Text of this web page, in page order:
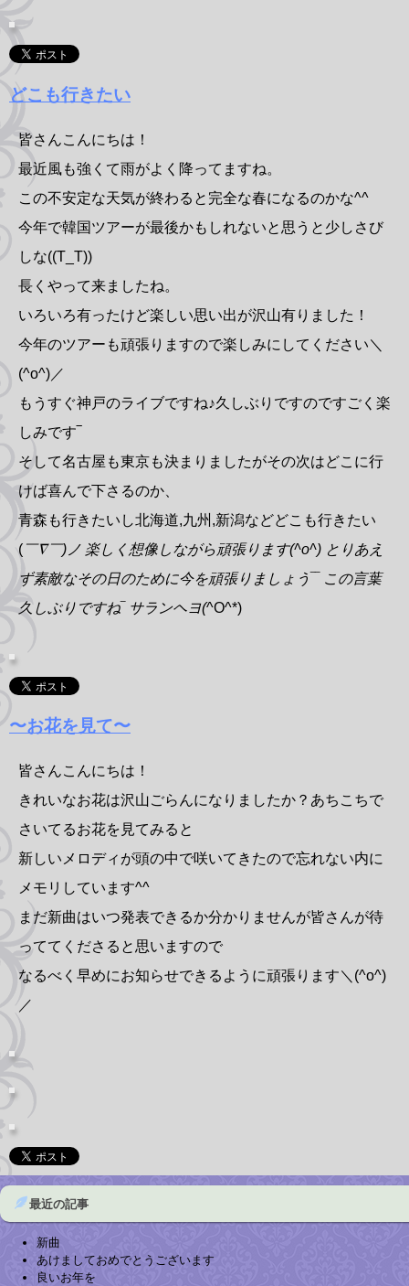
どこも行きたい
皆さんこんにちは！
最近風も強くて雨がよく降ってますね。
この不安定な天気が終わると完全な春になるのかな^^
今年で韓国ツアーが最後かもしれないと思うと少しさび
しな((T_T))
長くやって来ましたね。
いろいろ有ったけど楽しい思い出が沢山有りました！
今年のツアーも頑張りますので楽しみにしてください＼
(^o^)／
もうすぐ神戸のライブですね♪久しぶりですのですごく楽
しみです‾
そして名古屋も東京も決まりましたがその次はどこに行
けば喜んで下さるのか、
青森も行きたいし北海道,九州,新潟などどこも行きたい
( ￣∇￣)ノ 楽しく想像しながら頑張ります(^o^) とりあえ
ず素敵なその日のために今を頑張りましょう‾‾ この言葉
久しぶりですね‾ サランヘヨ(^O^*)
〜お花を見て〜
皆さんこんにちは！
きれいなお花は沢山ごらんになりましたか？あちこちで
さいてるお花を見てみると
新しいメロディが頭の中で咲いてきたので忘れない内に
メモリしています^^
まだ新曲はいつ発表できるか分かりませんが皆さんが待
っててくださると思いますので
なるべく早めにお知らせできるように頑張ります＼(^o^)
／
最近の記事
新曲
あけましておめでとうございます
良いお年を